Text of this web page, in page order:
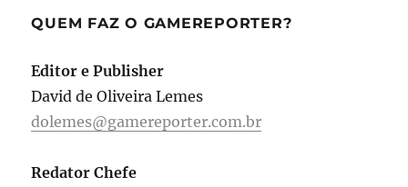
QUEM FAZ O GAMEREPORTER?
Editor e Publisher
David de Oliveira Lemes
dolemes@gamereporter.com.br
Redator Chefe